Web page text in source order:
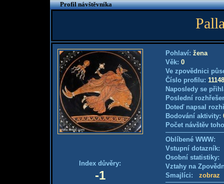
Profil návštěvníka
Index důvěry:
-1
Pohlaví: žena
Věk: 0
Ve zpovědnici
Číslo profilu:
Naposledy se
Poslední
Doteď napsal
Bodování aktivity:
Počet návštěv
Oblíbené WWW:
Vstupní
Osobní
Vztahy na
Smajlíci: zobraz